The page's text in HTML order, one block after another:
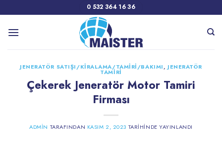
atla
0 532 364 16 36
JENERATÖR SATIŞI/KIRALAMA/TAMIRI/BAKIMI, JENERATÖR
TAMIRI
Çekerek Jeneratör Motor Tamiri
Firması
ADMIN TARAFINDAN KASIM 2, 2023 TARIHINDE YAYINLANDI